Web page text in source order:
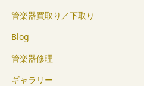
管楽器買取り／下取り
Blog
管楽器修理
ギャラリー